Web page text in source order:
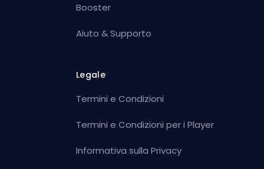
Booster
Aiuto & Supporto
Legale
Termini e Condizioni
Termini e Condizioni per i Player
Informativa sulla Privacy